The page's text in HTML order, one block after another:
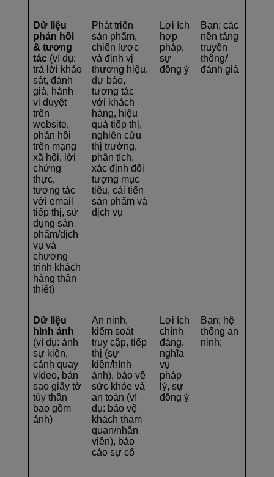
Dữ liệu
phản hồi
& tương
tác (ví dụ:
trả lời khảo
sát, đánh
giá, hành
vi duyệt
trên
website,
phản hồi
trên mạng
xã hội, lời
chứng
thực,
tương tác
với email
tiếp thị, sử
dụng sản
phẩm/dịch
vụ và
chương
trình khách
hàng thân
thiết)
Phát triển
sản phẩm,
chiến lược
và định vị
thương hiệu,
dự báo,
tương tác
với khách
hàng, hiệu
quả tiếp thị,
nghiên cứu
thị trường,
phân tích,
xác định đối
tượng mục
tiêu, cải tiến
sản phẩm và
dịch vụ
Lợi ích
hợp
pháp,
sự
đồng ý
Bạn; các
nền tảng
truyền
thông/
đánh giá
Dữ liệu
hình ảnh
(ví dụ: ảnh
sự kiện,
cảnh quay
video, bản
sao giấy tờ
tùy thân
bao gồm
ảnh)
An ninh,
kiểm soát
truy cập, tiếp
thị (sự
kiện/hình
ảnh), bảo vệ
sức khỏe và
an toàn (ví
dụ: bảo vệ
khách tham
quan/nhân
viên), báo
cáo sự cố
Lợi ích
chính
đáng,
nghĩa
vụ
pháp
lý, sự
đồng ý
Bạn; hệ
thống an
ninh;